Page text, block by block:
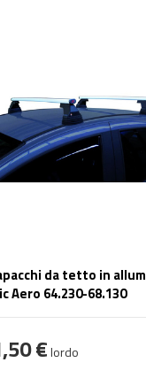
da tetto in
Aero 64.230-68.130
€lordo